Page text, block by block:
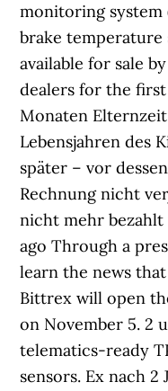
monitoring system
brake temperature
available for sale
dealers for the
Monaten
Lebensjahren des
später – vor
Rechnung nicht
nicht mehr
ago Through a
learn the news
Bittrex will open
on November 5. 2
telematics-ready
sensors. Ex nach